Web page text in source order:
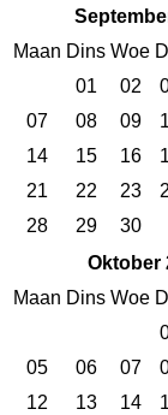
Maan Dins Woe
01
02
07
08 09
14
15 16
21
22 23
28
29
30
Oktober
Maan Dins Woe
05
06 07
12
13 14